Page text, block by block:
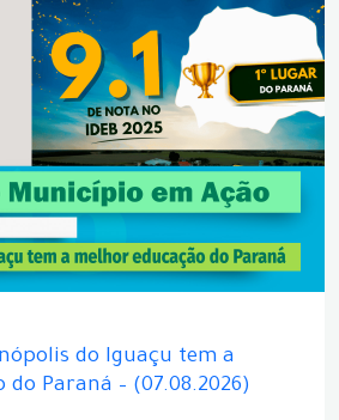
do Iguaçu tem a
Paraná – (07.08.2026)